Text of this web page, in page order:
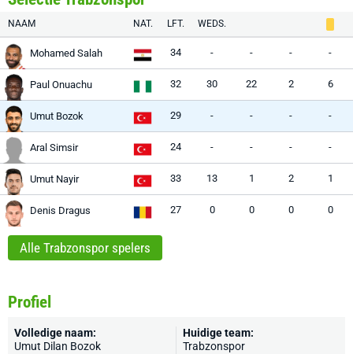
NAAM NAT. LFT. WEDS.
Mohamed Salah 34 - - - -
Paul Onuachu 32 30 22 2 6
Umut Bozok 29 - - - -
Aral Simsir 24 - - - -
Umut Nayir 33 13 1 2 1
Denis Dragus 27 0 0 0 0
Alle Trabzonspor spelers
Profiel
Volledige naam:
Umut Dilan Bozok
Huidige team:
Trabzonspor